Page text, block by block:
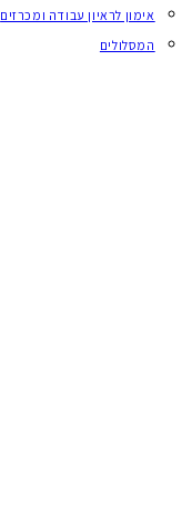
אימון לראיון עבודה ומכרזים
המסלולים